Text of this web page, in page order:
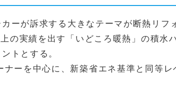
ーが訴求する大きなテーマが断熱リフ
の実績を出す「いどころ暖熱」の積水
トとする。
ーを中心に、新築省エネ基準と同等